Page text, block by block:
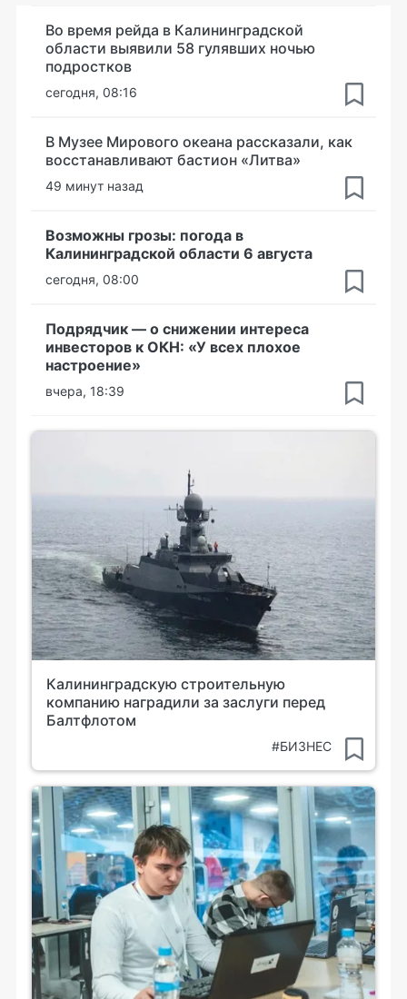
Во время рейда в Калининградской
области выявили 58 гулявших ночью
подростков
сегодня, 08:16
В Музее Мирового океана рассказали, как
восстанавливают бастион «Литва»
49 минут назад
Возможны грозы: погода в
Калининградской области 6 августа
сегодня, 08:00
Подрядчик — о снижении интереса
инвесторов к ОКН: «У всех плохое
настроение»
вчера, 18:39
Калининградскую строительную
компанию наградили за заслуги перед
Балтфлотом
#БИЗНЕС